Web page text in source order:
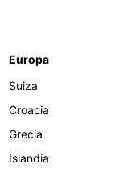
Europa
Suiza
Croacia
Grecia
Islandia